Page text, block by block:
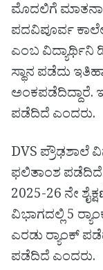
ಮೊದಲಿಗೆ
ಪದವಿಪೂರ್ವ
ಎಂಬ
ಸ್ಥಾನ ಪಡೆದು
ಅಂಕಪಡೆದಿದ್ದಾರೆ.
ಪಡೆದಿದೆ ಎಂದರು.
DVS ಪ್ರೌಢಶಾಲೆ
ಫಲಿತಾಂಶ ಪಡೆದಿದೆ.
2025-26 ನೇ
ವಿಭಾಗದಲ್ಲಿ 5
ಎರಡು ರ‌್ಯಾಂಕ್
ಪಡೆದಿದೆ ಎಂದರು.